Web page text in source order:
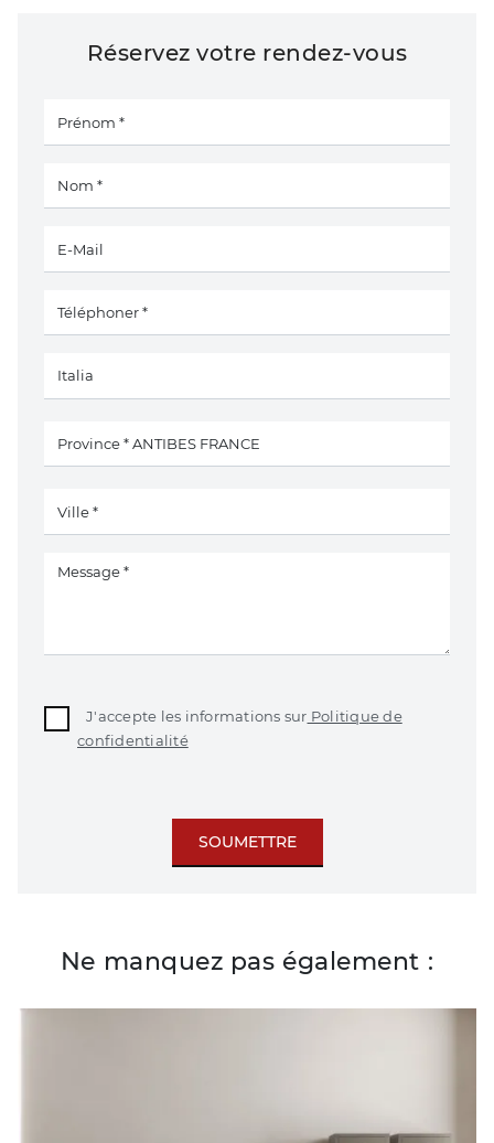
Réservez votre rendez-vous
J'accepte les informations sur Politique de
confidentialité
SOUMETTRE
Ne manquez pas également :